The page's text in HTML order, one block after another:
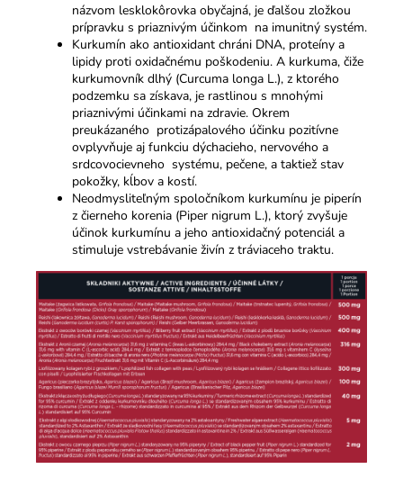
názvom lesklokôrovka obyčajná, je ďalšou zložkou
prípravku s priaznivým účinkom na imunitný systém.
Kurkumín ako antioxidant chráni DNA, proteíny a
lipidy proti oxidačnému poškodeniu. A kurkuma, čiže
kurkumovník dlhý (Curcuma longa L.), z ktorého
podzemku sa získava, je rastlinou s mnohými
priaznivými účinkami na zdravie. Okrem
preukázaného protizápalového účinku pozitívne
ovplyvňuje aj funkciu dýchacieho, nervového a
srdcovocievneho systému, pečene, a taktiež stav
pokožky, kĺbov a kostí.
Neodmysliteľným spoločníkom kurkumínu je piperín
z čierneho korenia (Piper nigrum L.), ktorý zvyšuje
účinok kurkumínu a jeho antioxidačný potenciál a
stimuluje vstrebávanie živín z tráviaceho traktu.